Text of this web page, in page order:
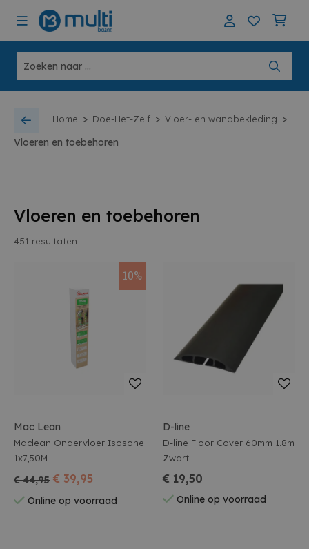
Home > Doe-Het-Zelf > Vloer- en wandbekleding >
Vloeren en toebehoren
Vloeren en toebehoren
451 resultaten
10%
Mac Lean
Maclean Ondervloer Isosone
1x7,50M
€ 44,95 € 39,95
Online op voorraad
D-line
D-line Floor Cover 60mm 1.8m
Zwart
€ 19,50
Online op voorraad